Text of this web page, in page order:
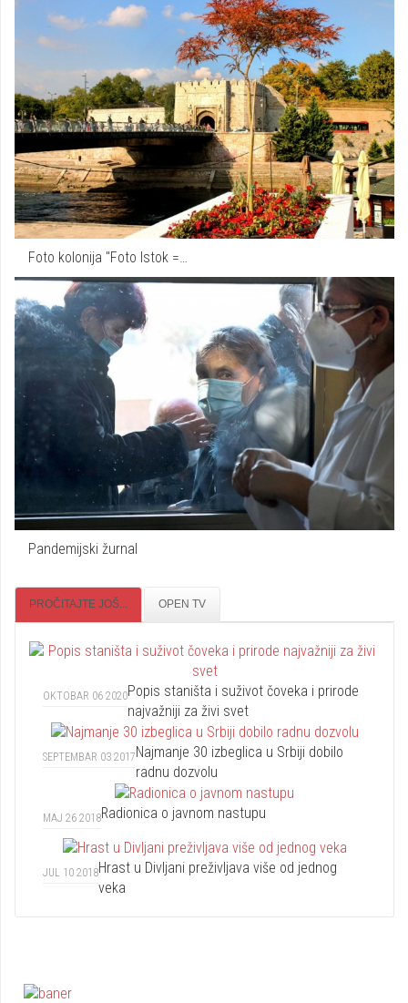
Foto kolonija "Foto Istok =…
Pandemijski žurnal
PROČITAJTE JOŠ... OPEN TV
OKTOBAR 06 2020Popis staništa i suživot čoveka i prirode
najvažniji za živi svet
SEPTEMBAR 03 2017Najmanje 30 izbeglica u Srbiji dobilo
radnu dozvolu
MAJ 26 2018Radionica o javnom nastupu
JUL 10 2018Hrast u Divljani preživljava više od jednog
veka